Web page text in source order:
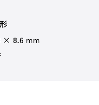
× 8.6 mm